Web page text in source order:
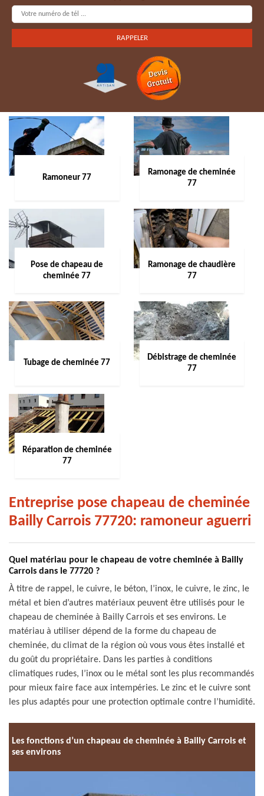
Ramoneur 77
Ramonage de cheminée
77
Pose de chapeau de
cheminée 77
Ramonage de chaudière
77
Tubage de cheminée 77
Débistrage de cheminée
77
Réparation de cheminée
77
Entreprise pose chapeau de cheminée
Bailly Carrois 77720: ramoneur aguerri
Quel matériau pour le chapeau de votre cheminée à Bailly
Carrois dans le 77720 ?
À titre de rappel, le cuivre, le béton, l’inox, le cuivre, le zinc, le
métal et bien d’autres matériaux peuvent être utilisés pour le
chapeau de cheminée à Bailly Carrois et ses environs. Le
matériau à utiliser dépend de la forme du chapeau de
cheminée, du climat de la région où vous vous êtes installé et
du goût du propriétaire. Dans les parties à conditions
climatiques rudes, l’inox ou le métal sont les plus recommandés
pour mieux faire face aux intempéries. Le zinc et le cuivre sont
les plus adaptés pour une protection optimale contre l’humidité.
Les fonctions d’un chapeau de cheminée à Bailly Carrois et
ses environs